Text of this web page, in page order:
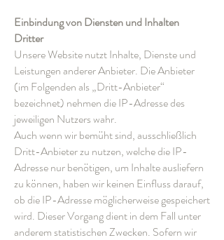
Einbindung von Diensten und Inhalten
Dritter
Unsere Website nutzt Inhalte, Dienste und
Leistungen anderer Anbieter. Die Anbieter
(im Folgenden als „Dritt-Anbieter“
bezeichnet) nehmen die IP-Adresse des
jeweiligen Nutzers wahr.
Auch wenn wir bemüht sind, ausschließlich
Dritt-Anbieter zu nutzen, welche die IP-
Adresse nur benötigen, um Inhalte ausliefern
zu können, haben wir keinen Einfluss darauf,
ob die IP-Adresse möglicherweise gespeichert
wird. Dieser Vorgang dient in dem Fall unter
anderem statistischen Zwecken. Sofern wir